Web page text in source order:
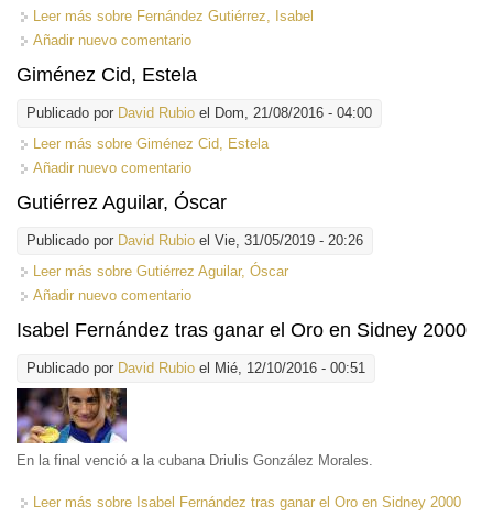
Leer más sobre Fernández Gutiérrez, Isabel
Añadir nuevo comentario
Giménez Cid, Estela
Publicado por David Rubio el Dom, 21/08/2016 - 04:00
Leer más sobre Giménez Cid, Estela
Añadir nuevo comentario
Gutiérrez Aguilar, Óscar
Publicado por David Rubio el Vie, 31/05/2019 - 20:26
Leer más sobre Gutiérrez Aguilar, Óscar
Añadir nuevo comentario
Isabel Fernández tras ganar el Oro en Sidney 2000
Publicado por David Rubio el Mié, 12/10/2016 - 00:51
En la final venció a la cubana Driulis González Morales.
Leer más sobre Isabel Fernández tras ganar el Oro en Sidney 2000